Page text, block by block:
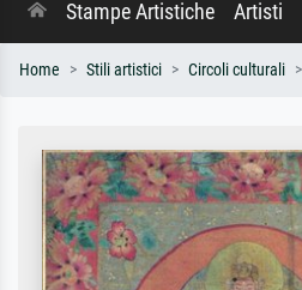
Stampe Artistiche Artisti
Home Stili artistici Circoli culturali